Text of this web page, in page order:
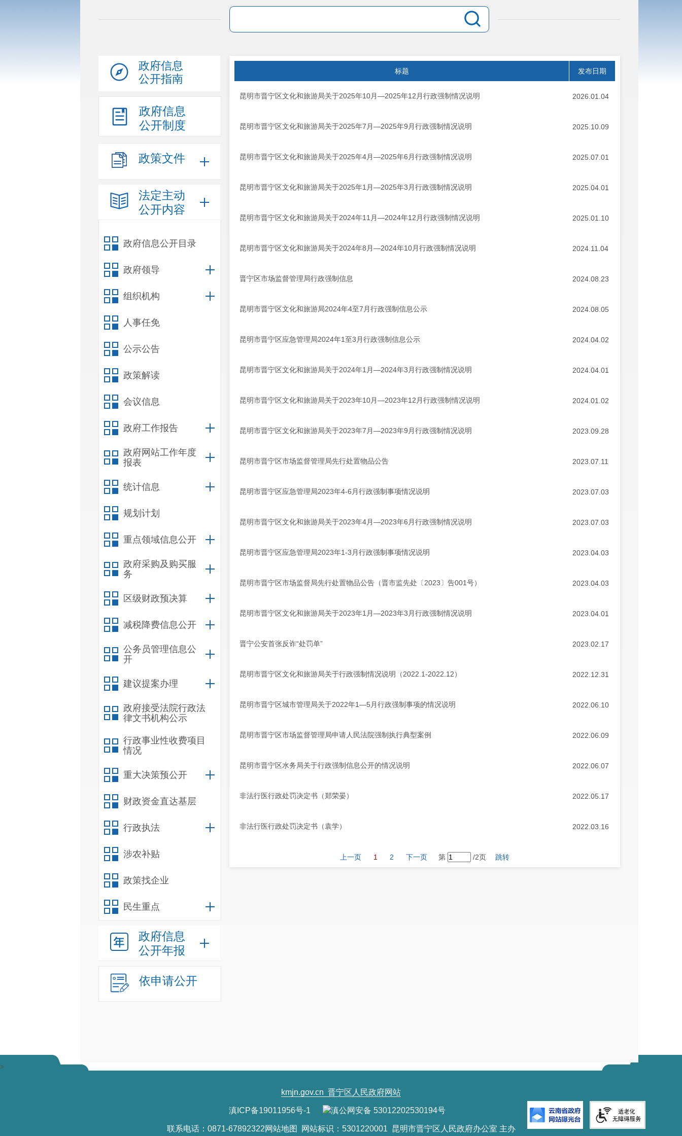
政府信息
公开指南
政府信息
公开制度
政策文件
法定主动
公开内容
政府信息公开目录
政府领导
组织机构
人事任免
公示公告
政策解读
会议信息
政府工作报告
政府网站工作年度
报表
统计信息
规划计划
重点领域信息公开
政府采购及购买服
务
区级财政预决算
减税降费信息公开
公务员管理信息公
开
建议提案办理
政府接受法院行政法
律文书机构公示
行政事业性收费项目
情况
重大决策预公开
财政资金直达基层
行政执法
涉农补贴
政策找企业
民生重点
政府信息
公开年报
依申请公开
标题 发布日期
昆明市晋宁区文化和旅游局关于2025年10月—2025年12月行政强制情况说明 2026.01.04
昆明市晋宁区文化和旅游局关于2025年7月—2025年9月行政强制情况说明 2025.10.09
昆明市晋宁区文化和旅游局关于2025年4月—2025年6月行政强制情况说明 2025.07.01
昆明市晋宁区文化和旅游局关于2025年1月—2025年3月行政强制情况说明 2025.04.01
昆明市晋宁区文化和旅游局关于2024年11月—2024年12月行政强制情况说明 2025.01.10
昆明市晋宁区文化和旅游局关于2024年8月—2024年10月行政强制情况说明 2024.11.04
晋宁区市场监督管理局行政强制信息 2024.08.23
昆明市晋宁区文化和旅游局2024年4至7月行政强制信息公示 2024.08.05
昆明市晋宁区应急管理局2024年1至3月行政强制信息公示 2024.04.02
昆明市晋宁区文化和旅游局关于2024年1月—2024年3月行政强制情况说明 2024.04.01
昆明市晋宁区文化和旅游局关于2023年10月—2023年12月行政强制情况说明 2024.01.02
昆明市晋宁区文化和旅游局关于2023年7月—2023年9月行政强制情况说明 2023.09.28
昆明市晋宁区市场监督管理局先行处置物品公告 2023.07.11
昆明市晋宁区应急管理局2023年4-6月行政强制事项情况说明 2023.07.03
昆明市晋宁区文化和旅游局关于2023年4月—2023年6月行政强制情况说明 2023.07.03
昆明市晋宁区应急管理局2023年1-3月行政强制事项情况说明 2023.04.03
昆明市晋宁区市场监督局先行处置物品公告（晋市监先处〔2023〕告001号） 2023.04.03
昆明市晋宁区文化和旅游局关于2023年1月—2023年3月行政强制情况说明 2023.04.01
晋宁公安首张反诈“处罚单” 2023.02.17
昆明市晋宁区文化和旅游局关于行政强制情况说明（2022.1-2022.12） 2022.12.31
昆明市晋宁区城市管理局关于2022年1—5月行政强制事项的情况说明 2022.06.10
昆明市晋宁区市场监督管理局申请人民法院强制执行典型案例 2022.06.09
昆明市晋宁区水务局关于行政强制信息公开的情况说明 2022.06.07
非法行医行政处罚决定书（郑荣晏） 2022.05.17
非法行医行政处罚决定书（袁学） 2022.03.16
上一页 1 2 下一页 第 /2页 跳转
>
kmjn.gov.cn 晋宁区人民政府网站
滇ICP备19011956号-1 滇公网安备 53012202530194号
联系电话：0871-67892322网站地图 网站标识：5301220001 昆明市晋宁区人民政府办公室 主办